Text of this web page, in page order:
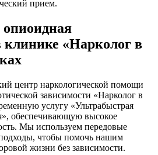
прием.
клинике «Нарколог в
центр наркологической помощи
зависимости «Нарколог в
услугу «Ультрабыстрая
обеспечивающую высокое
Мы используем передовые
чтобы помочь нашим
жизни без зависимости.